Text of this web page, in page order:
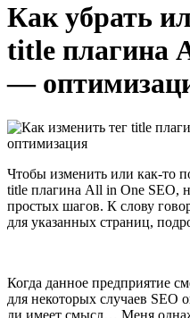
Как убрать
title плагина
—
Чтобы изменить или как-то
title плагина All in One SEO,
простых шагов. К слову
для указанных страниц,
Когда данное предприятие
для некоторых случаев SEO
ли имеет смысл… Меня